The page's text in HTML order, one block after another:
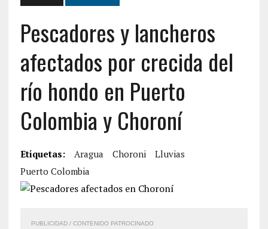
Pescadores y lancheros
afectados por crecida del
río hondo en Puerto
Colombia y Choroní
Etiquetas: Aragua Choroni
Lluvias
Puerto Colombia
PUBLICIDAD / CONTENIDO PATROCINADO